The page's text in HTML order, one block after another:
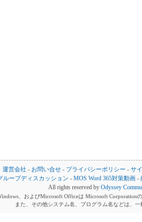
運営会社 - お問い合せ - プライバシーポリシー - サ
ループディスカッション -MOS Word 365対策動画 -
All rights reserved by Odyssey
、およびMicrosoft Officeは Microsoft Corporation
また、その他システム名、プログラム名などは、